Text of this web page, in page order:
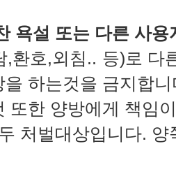
욕설 또는 다른 사용
환호,외침.. 등)로 다
하는것을 금지합
또한 양방에게 책임
처벌대상입니다. 양